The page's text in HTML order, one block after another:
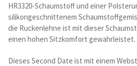
Summer Sale
HR3320-Schaumstoff und einer
silikongeschnittenem
die Ruckenlehne ist mit dieser
einen hohen Sitzkomfort gewahrleistet.
Dieses Second Date ist mit einem